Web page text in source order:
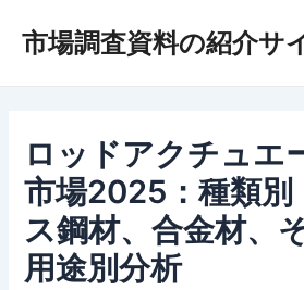
市場調査資料の紹介サ
ロッドアクチュエ
市場2025：種類別
ス鋼材、合金材、
用途別分析